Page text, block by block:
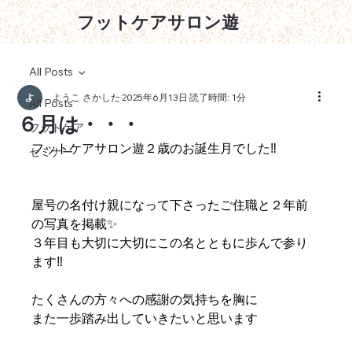
フットケアサロン遊
All Posts
フットケア
セミナー
All Posts
６月は・・・
ようこ さかした2025年6月13日読了時間: 1分
フットケアサロン遊２歳のお誕生月でした‼️
屋号の名付け親になって下さったご住職と２年前
の写真を掲載✨
３年目も大切に大切にこの名とともに歩んで参り
ます‼️
たくさんの方々への感謝の気持ちを胸に
また一歩踏み出していきたいと思います